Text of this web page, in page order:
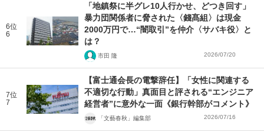
6位
6
「地鎮祭に半グレ10人行かせ、どつき回す」
暴力団関係者に脅された〈錢髙組〉は現金
2000万円で…“闇取引”を仲介〈サバキ役〉と
は？
市田 隆 2026/07/20
7位
7
【富士通会長の電撃辞任】「女性に関連する
不適切な行動」真面目と評される“エンジニア
経営者”に意外な一面《銀行幹部がコメント》
「文藝春秋」編集部 2026/07/16